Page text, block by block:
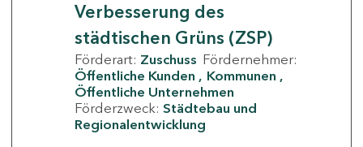
Verbesserung des
städtischen Grüns (ZSP)
Förderart: Zuschuss Fördernehmer:
Öffentliche Kunden
Kommunen
Öffentliche Unternehmen
Förderzweck: Städtebau und
Regionalentwicklung